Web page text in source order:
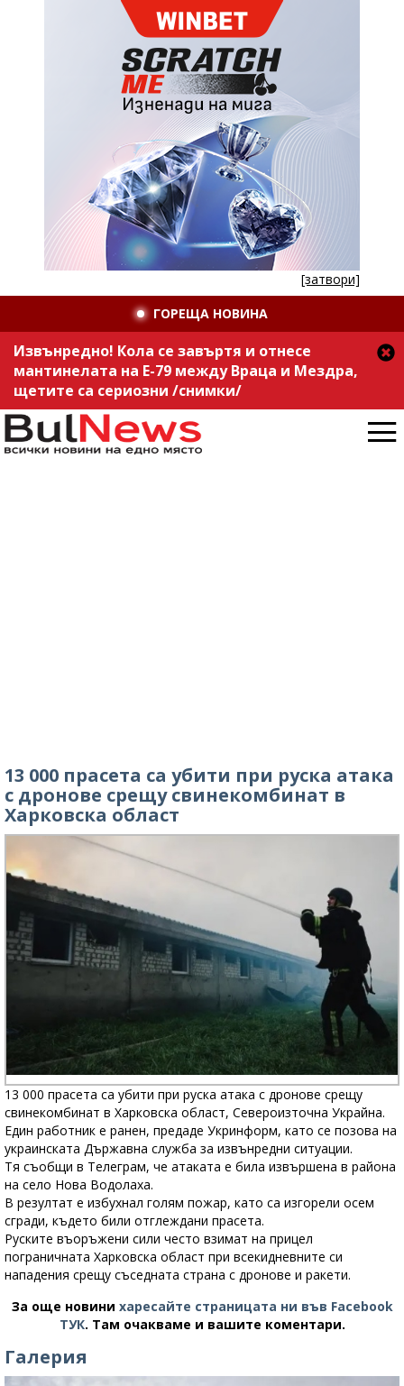
[затвори]
ГОРЕЩА НОВИНА
Извънредно! Кола се завъртя и отнесе
мантинелата на Е-79 между Враца и Мездра,
щетите са сериозни /снимки/
13 000 прасета са убити при руска атака
с дронове срещу свинекомбинат в
Харковска област
13 000 прасета са убити при руска атака с дронове срещу
свинекомбинат в Харковска област, Североизточна Украйна.
Един работник е ранен, предаде Укринформ, като се позова на
украинската Държавна служба за извънредни ситуации.
Тя съобщи в Телеграм, че атаката е била извършена в района
на село Нова Водолаха.
В резултат е избухнал голям пожар, като са изгорели осем
сгради, където били отглеждани прасета.
Руските въоръжени сили често взимат на прицел
пограничната Харковска област при всекидневните си
нападения срещу съседната страна с дронове и ракети.
За още новини харесайте страницата ни във Facebook
ТУК. Там очакваме и вашите коментари.
Галерия